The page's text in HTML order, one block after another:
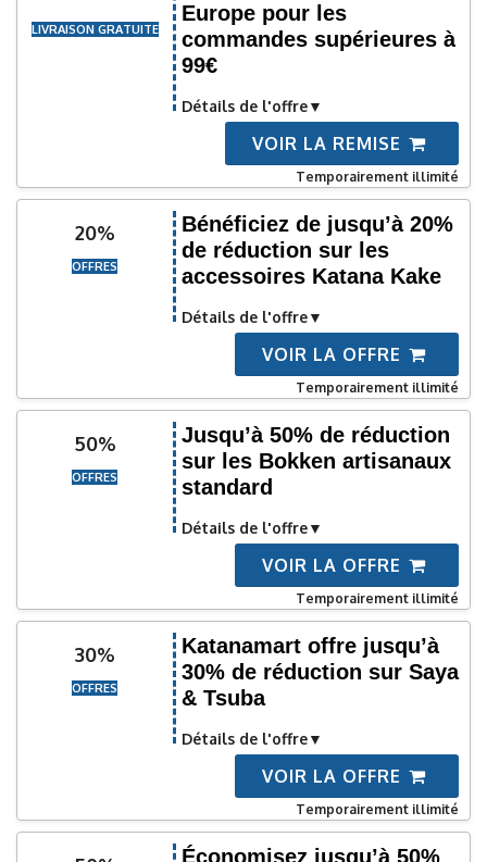
LIVRAISON GRATUITE
Europe pour les
commandes supérieures à
99€
Détails de l'offre
VOIR LA REMISE
Temporairement illimité
20%
OFFRES
Bénéficiez de jusqu’à 20%
de réduction sur les
accessoires Katana Kake
Détails de l'offre
VOIR LA OFFRE
Temporairement illimité
50%
OFFRES
Jusqu’à 50% de réduction
sur les Bokken artisanaux
standard
Détails de l'offre
VOIR LA OFFRE
Temporairement illimité
30%
OFFRES
Katanamart offre jusqu’à
30% de réduction sur Saya
& Tsuba
Détails de l'offre
VOIR LA OFFRE
Temporairement illimité
Économisez jusqu’à 50%